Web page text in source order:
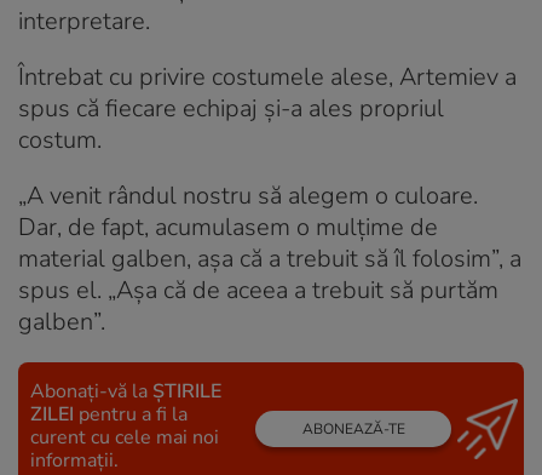
interpretare.
Întrebat cu privire costumele alese, Artemiev a
spus că fiecare echipaj și-a ales propriul
costum.
„A venit rândul nostru să alegem o culoare.
Dar, de fapt, acumulasem o mulțime de
material galben, așa că a trebuit să îl folosim”, a
spus el. „Așa că de aceea a trebuit să purtăm
galben”.
Abonați-vă la ȘTIRILE
ZILEI pentru a fi la
curent cu cele mai noi
informații.
ABONEAZĂ-TE